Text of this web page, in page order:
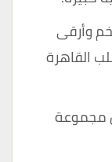
وأرقى
القاهرة
مجموعة